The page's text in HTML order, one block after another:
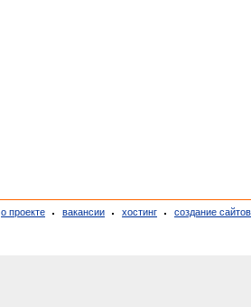
о проекте вакансии хостинг создание сайтов